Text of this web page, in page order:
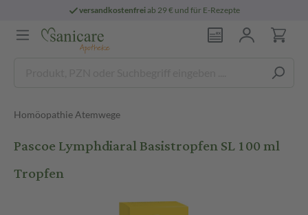
versandkostenfreiab 29 € und für E-Rezepte
Homöopathie Atemwege
Pascoe Lymphdiaral Basistropfen SL 100 ml
Tropfen